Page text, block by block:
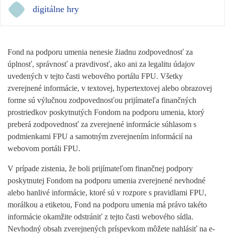
digitálne hry
Fond na podporu umenia nenesie žiadnu zodpovednosť za
úplnosť, správnosť a pravdivosť, ako ani za legalitu údajov
uvedených v tejto časti webového portálu FPU. Všetky
zverejnené informácie, v textovej, hypertextovej alebo obrazovej
forme sú výlučnou zodpovednosťou prijímateľa finančných
prostriedkov poskytnutých Fondom na podporu umenia, ktorý
preberá zodpovednosť za zverejnené informácie súhlasom s
podmienkami FPU a samotným zverejnením informácií na
webovom portáli FPU.
V prípade zistenia, že boli prijímateľom finančnej podpory
poskytnutej Fondom na podporu umenia zverejnené nevhodné
alebo hanlivé informácie, ktoré sú v rozpore s pravidlami FPU,
morálkou a etiketou, Fond na podporu umenia má právo takéto
informácie okamžite odstrániť z tejto časti webového sídla.
Nevhodný obsah zverejnených príspevkom môžete nahlásiť na e-